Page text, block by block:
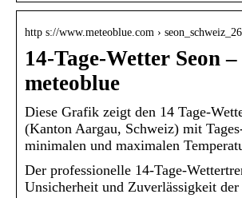
http s://www.meteoblue.com ›
14-Tage-Wetter Seon –
meteoblue
Diese Grafik zeigt den 14 Tage-
(Kanton Aargau, Schweiz) mit
minimalen und maximalen
Der professionelle 14-Tage-
Unsicherheit und Zuverlässigkeit der